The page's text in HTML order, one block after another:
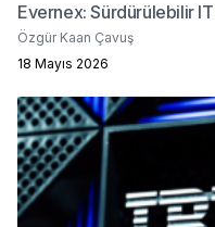
Evernex: Sürdürülebilir
Özgür Kaan Çavuş
18 Mayıs 2026